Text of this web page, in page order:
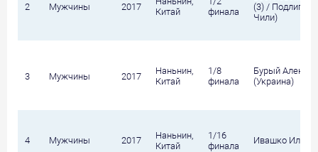
2 Мужчины 2017
Китай
финала
(3) /
Чили)
3 Мужчины 2017
Наньнин,
Китай
1/8
финала
Бурый
(Украина)
4 Мужчины 2017
Наньнин,
Китай
1/16
финала
Ивашко Илья